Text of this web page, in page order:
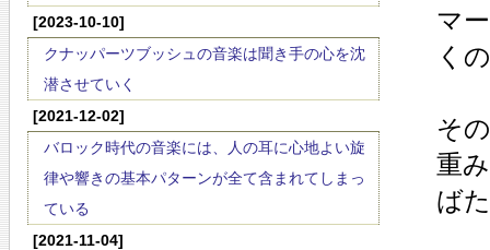
[2023-10-10]
クナッパーツブッシュの音楽は聞き手の心を沈
潜させていく
[2021-12-02]
バロック時代の音楽には、人の耳に心地よい旋
律や響きの基本パターンが全て含まれてしまっ
ている
[2021-11-04]
マ
く
そ
重
ば